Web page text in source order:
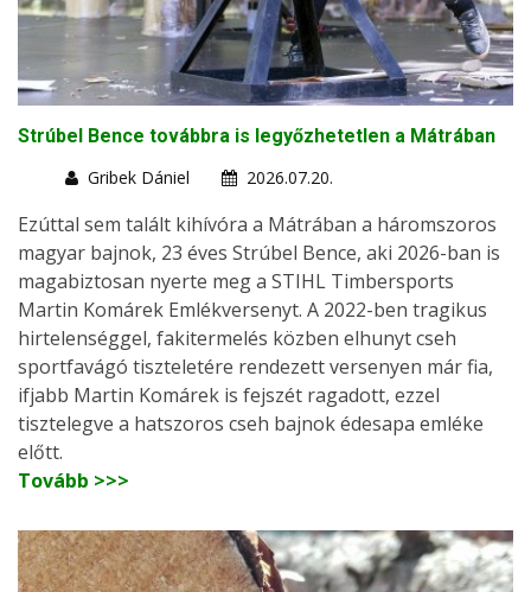
Strúbel Bence továbbra is legyőzhetetlen a Mátrában
Gribek Dániel
2026.07.20.
Ezúttal sem talált kihívóra a Mátrában a háromszoros
magyar bajnok, 23 éves Strúbel Bence, aki 2026-ban is
magabiztosan nyerte meg a STIHL Timbersports
Martin Komárek Emlékversenyt. A 2022-ben tragikus
hirtelenséggel, fakitermelés közben elhunyt cseh
sportfavágó tiszteletére rendezett versenyen már fia,
ifjabb Martin Komárek is fejszét ragadott, ezzel
tisztelegve a hatszoros cseh bajnok édesapa emléke
előtt.
Tovább >>>